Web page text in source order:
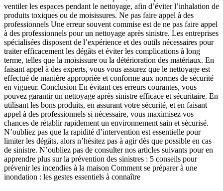
ventiler les espaces pendant le nettoyage, afin d’éviter l’inhalation de
produits toxiques ou de moisissures. Ne pas faire appel à des
professionnels Une erreur souvent commise est de ne pas faire appel
à des professionnels pour un nettoyage après sinistre. Les entreprises
spécialisées disposent de l’expérience et des outils nécessaires pour
traiter efficacement les dégâts et éviter les complications à long
terme, telles que la moisissure ou la détérioration des matériaux. En
faisant appel à des experts, vous vous assurez que le nettoyage est
effectué de manière appropriée et conforme aux normes de sécurité
en vigueur. Conclusion En évitant ces erreurs courantes, vous
pouvez garantir un nettoyage après sinistre efficace et sécuritaire. En
utilisant les bons produits, en assurant votre sécurité, et en faisant
appel à des professionnels si nécessaire, vous maximisez vos
chances de rétablir rapidement un environnement sain et sécurisé.
N’oubliez pas que la rapidité d’intervention est essentielle pour
limiter les dégâts, alors n’hésitez pas à agir dès que possible en cas
de sinistre. N’oubliez pas de consulter nos articles suivants pour en
apprendre plus sur la prévention des sinistres : 5 conseils pour
prévenir les incendies à la maison Comment se préparer à une
inondation : les gestes essentiels à connaître